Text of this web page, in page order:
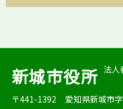
新城市役所 法人
〒441-1392
愛知県新城市